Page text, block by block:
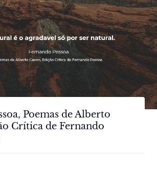
Poemas de Alberto
Crítica de Fernando